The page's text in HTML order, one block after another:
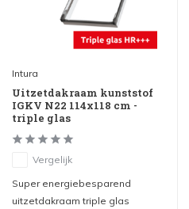
Intura
Uitzetdakraam kunststof
IGKV N22 114x118 cm -
triple glas
Vergelijk
Super energiebesparend
uitzetdakraam triple glas